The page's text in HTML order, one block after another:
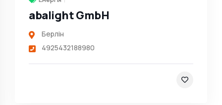
abalight GmbH
Берлін
4925432188980